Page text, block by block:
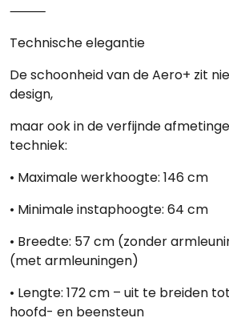
⸻
Technische elegantie
De schoonheid van de Aero+ zit
design,
maar ook in de verfijnde
techniek:
• Maximale werkhoogte: 146 cm
• Minimale instaphoogte: 64 cm
• Breedte: 57 cm (zonder
(met armleuningen)
• Lengte: 172 cm – uit te breiden
hoofd- en beensteun